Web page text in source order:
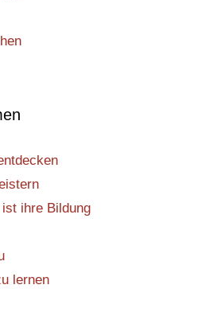
ihre Bildung
lernen